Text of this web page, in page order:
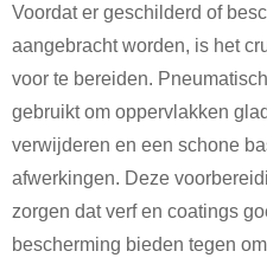
Voordat er geschilderd of
aangebracht worden, is het
voor te bereiden.
gebruikt om oppervlakken
verwijderen en een schone
afwerkingen. Deze
zorgen dat verf en coatings
bescherming bieden tegen